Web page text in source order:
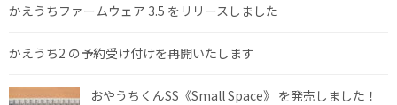
かえうちファームウェア 3.5 をリリースしました
かえうち2 の予約受け付けを再開いたします
おやうちくんSS《Small Space》 を発売しました！